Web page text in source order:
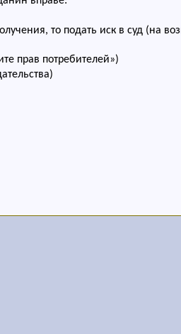
то подать иск в суд (на
прав потребителей»)